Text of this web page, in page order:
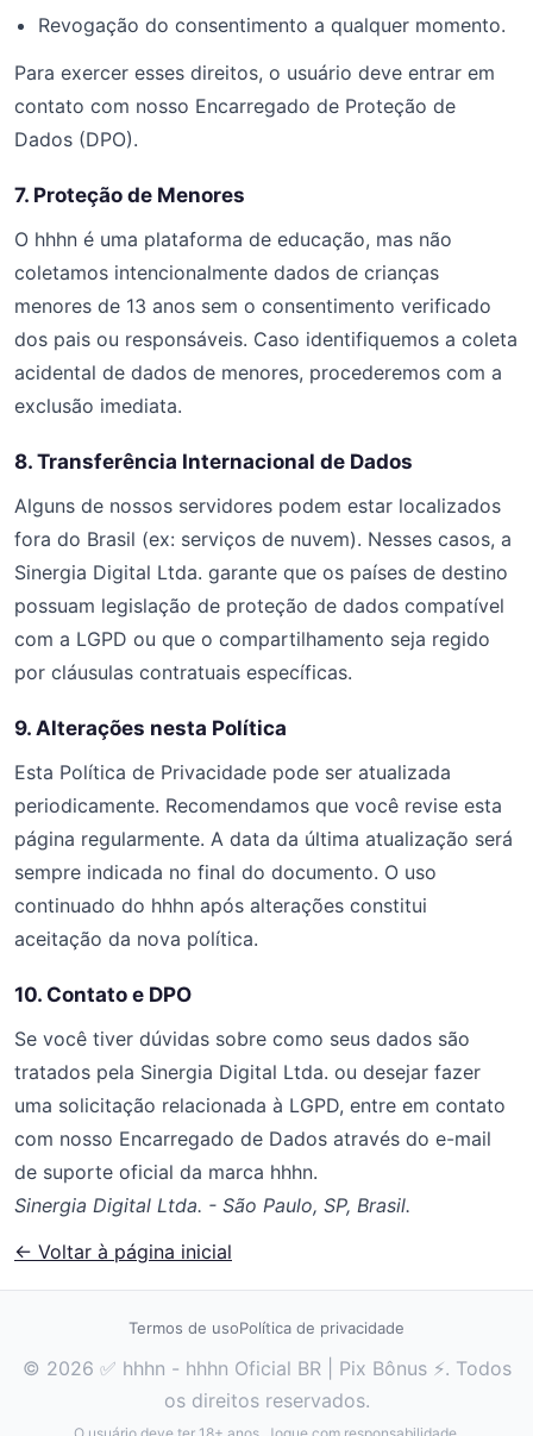
Revogação do consentimento a qualquer momento.
Para exercer esses direitos, o usuário deve entrar em
contato com nosso Encarregado de Proteção de
Dados (DPO).
7. Proteção de Menores
O hhhn é uma plataforma de educação, mas não
coletamos intencionalmente dados de crianças
menores de 13 anos sem o consentimento verificado
dos pais ou responsáveis. Caso identifiquemos a coleta
acidental de dados de menores, procederemos com a
exclusão imediata.
8. Transferência Internacional de Dados
Alguns de nossos servidores podem estar localizados
fora do Brasil (ex: serviços de nuvem). Nesses casos, a
Sinergia Digital Ltda. garante que os países de destino
possuam legislação de proteção de dados compatível
com a LGPD ou que o compartilhamento seja regido
por cláusulas contratuais específicas.
9. Alterações nesta Política
Esta Política de Privacidade pode ser atualizada
periodicamente. Recomendamos que você revise esta
página regularmente. A data da última atualização será
sempre indicada no final do documento. O uso
continuado do hhhn após alterações constitui
aceitação da nova política.
10. Contato e DPO
Se você tiver dúvidas sobre como seus dados são
tratados pela Sinergia Digital Ltda. ou desejar fazer
uma solicitação relacionada à LGPD, entre em contato
com nosso Encarregado de Dados através do e-mail
de suporte oficial da marca hhhn.
Sinergia Digital Ltda. - São Paulo, SP, Brasil.
← Voltar à página inicial
Termos de usoPolítica de privacidade
© 2026 ✅ hhhn - hhhn Oficial BR | Pix Bônus ⚡. Todos
os direitos reservados.